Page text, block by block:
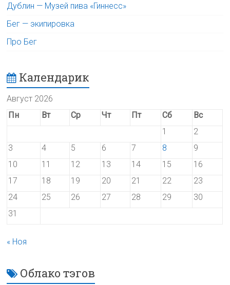
Дублин — Музей пива «Гиннесс»
Бег — экипировка
Про Бег
Календарик
Август 2026
Пн
Вт Ср Чт Пт Сб
Вс
1
2
3
4 5 6 7 8
9
10
11 12 13 14 15
16
17
18 19 20 21 22
23
24
25 26 27 28 29
30
31
« Ноя
Облако тэгов